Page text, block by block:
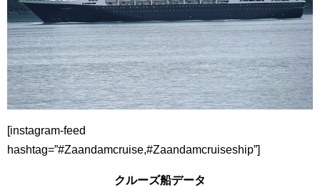
[instagram-feed
hashtag=”#Zaandamcruise,#Zaandamcruiseship”]
クルーズ船データ